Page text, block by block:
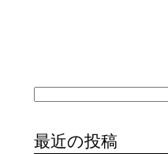
最近の投稿